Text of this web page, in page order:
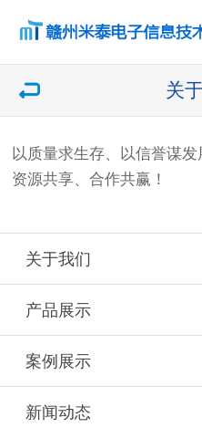
关
以质量求生存、以信誉谋发
资源共享、合作共赢！
关于我们
产品展示
案例展示
新闻动态